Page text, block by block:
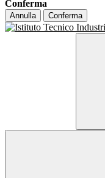
Conferma
Annulla Conferma